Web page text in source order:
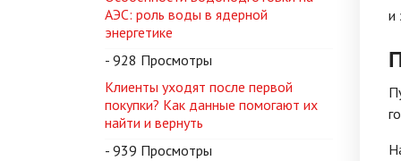
и
АЭС: роль воды в ядерной
энергетике
- 928 Просмотры
Клиенты уходят после первой
покупки? Как данные помогают их
найти и вернуть
- 939 Просмотры